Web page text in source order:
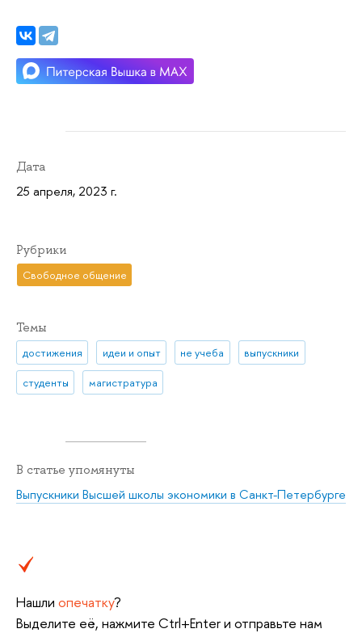
Дата
25 апреля, 2023 г.
Рубрики
Свободное общение
Темы
достижения идеи и опыт не учеба выпускники
студенты магистратура
В статье упомянуты
Выпускники Высшей школы экономики в Санкт-Петербурге
Нашли опечатку?
Выделите её, нажмите Ctrl+Enter и отправьте нам